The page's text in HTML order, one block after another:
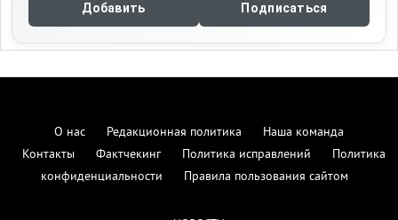
Добавить Подписаться
О нас Редакционная политика
Наша команда
Контакты
Фактчекинг Политика исправлений
Политика
конфиденциальности
Правила пользования сайтом